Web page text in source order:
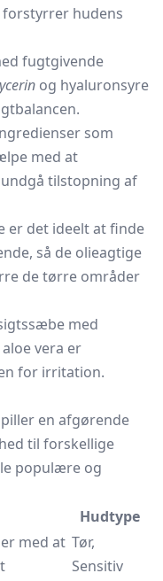
forstyrrer hudens
fugtgivende
og hyaluronsyre
som
med at
tilstopning af
er det ideelt at finde
så de olieagtige
de tørre områder
med
vera er
for irritation.
en afgørende
til forskellige
populære og
Hudtype
med at Tør,
Sensitiv